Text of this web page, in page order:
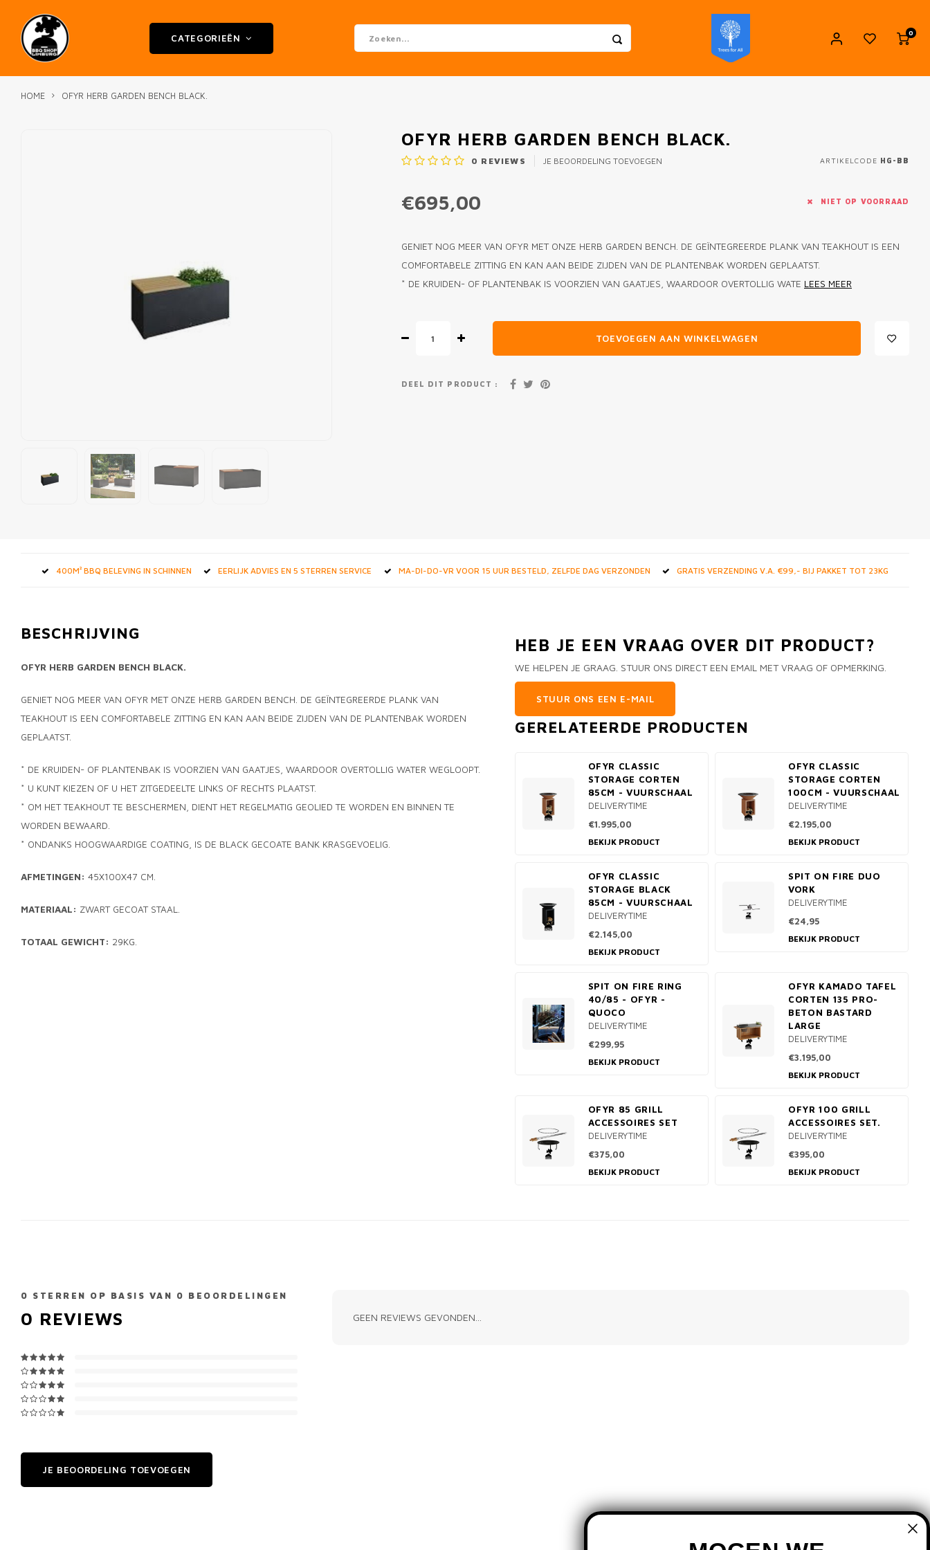
CATEGORIEËN
0
HOME OFYR HERB GARDEN BENCH BLACK.
OFYR HERB GARDEN BENCH BLACK.
0 REVIEWS JE BEOORDELING TOEVOEGEN ARTIKELCODE HG-BB
€695,00 NIET OP VOORRAAD
GENIET NOG MEER VAN OFYR MET ONZE HERB GARDEN BENCH. DE GEÏNTEGREERDE PLANK VAN TEAKHOUT IS EEN
COMFORTABELE ZITTING EN KAN AAN BEIDE ZIJDEN VAN DE PLANTENBAK WORDEN GEPLAATST.
* DE KRUIDEN- OF PLANTENBAK IS VOORZIEN VAN GAATJES, WAARDOOR OVERTOLLIG WATE LEES MEER
TOEVOEGEN AAN WINKELWAGEN
DEEL DIT PRODUCT :
400M² BBQ BELEVING IN SCHINNEN EERLIJK ADVIES EN 5 STERREN SERVICE MA-DI-DO-VR VOOR 15 UUR BESTELD, ZELFDE DAG VERZONDEN GRATIS VERZENDING V.A. €99,- BIJ PAKKET TOT 23KG
BESCHRIJVING
OFYR HERB GARDEN BENCH BLACK.
GENIET NOG MEER VAN OFYR MET ONZE HERB GARDEN BENCH. DE GEÏNTEGREERDE PLANK VAN
TEAKHOUT IS EEN COMFORTABELE ZITTING EN KAN AAN BEIDE ZIJDEN VAN DE PLANTENBAK WORDEN
GEPLAATST.
* DE KRUIDEN- OF PLANTENBAK IS VOORZIEN VAN GAATJES, WAARDOOR OVERTOLLIG WATER WEGLOOPT.
* U KUNT KIEZEN OF U HET ZITGEDEELTE LINKS OF RECHTS PLAATST.
* OM HET TEAKHOUT TE BESCHERMEN, DIENT HET REGELMATIG GEOLIED TE WORDEN EN BINNEN TE
WORDEN BEWAARD.
* ONDANKS HOOGWAARDIGE COATING, IS DE BLACK GECOATE BANK KRASGEVOELIG.
AFMETINGEN: 45X100X47 CM.
MATERIAAL: ZWART GECOAT STAAL.
TOTAAL GEWICHT: 29KG.
HEB JE EEN VRAAG OVER DIT PRODUCT?
WE HELPEN JE GRAAG. STUUR ONS DIRECT EEN EMAIL MET VRAAG OF OPMERKING.
STUUR ONS EEN E-MAIL
GERELATEERDE PRODUCTEN
OFYR CLASSIC
STORAGE CORTEN
85CM - VUURSCHAAL
DELIVERYTIME
€1.995,00
BEKIJK PRODUCT
OFYR CLASSIC
STORAGE CORTEN
100CM - VUURSCHAAL
DELIVERYTIME
€2.195,00
BEKIJK PRODUCT
OFYR CLASSIC
STORAGE BLACK
85CM - VUURSCHAAL
DELIVERYTIME
€2.145,00
BEKIJK PRODUCT
SPIT ON FIRE DUO
VORK
DELIVERYTIME
€24,95
BEKIJK PRODUCT
SPIT ON FIRE RING
40/85 - OFYR -
QUOCO
DELIVERYTIME
€299,95
BEKIJK PRODUCT
OFYR KAMADO TAFEL
CORTEN 135 PRO-
BETON BASTARD
LARGE
DELIVERYTIME
€3.195,00
BEKIJK PRODUCT
OFYR 85 GRILL
ACCESSOIRES SET
DELIVERYTIME
€375,00
BEKIJK PRODUCT
OFYR 100 GRILL
ACCESSOIRES SET.
DELIVERYTIME
€395,00
BEKIJK PRODUCT
0 STERREN OP BASIS VAN 0 BEOORDELINGEN
0 REVIEWS
JE BEOORDELING TOEVOEGEN
GEEN REVIEWS GEVONDEN...